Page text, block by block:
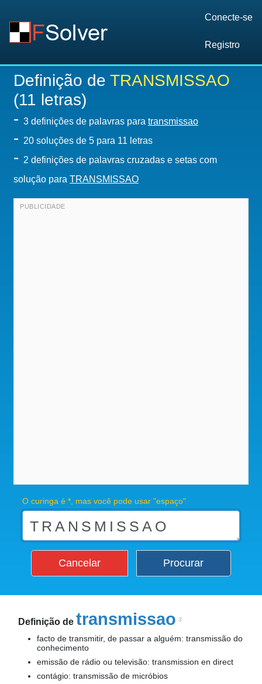
Conecte-se
Registro
Definição de TRANSMISSAO
(11 letras)
- 3 definições de palavras para transmissao
- 20 soluções de 5 para 11 letras
- 2 definições de palavras cruzadas e setas com
solução para TRANSMISSAO
O curinga é *, mas você pode usar "espaço"
Cancelar Procurar
Definição de transmissao 3
facto de transmitir, de passar a alguém: transmissão do
conhecimento
emissão de rádio ou televisão: transmission en direct
contágio: transmissão de micróbios